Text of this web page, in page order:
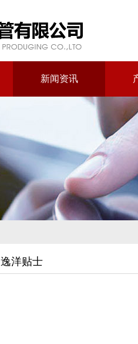
新闻资讯
逸洋贴士